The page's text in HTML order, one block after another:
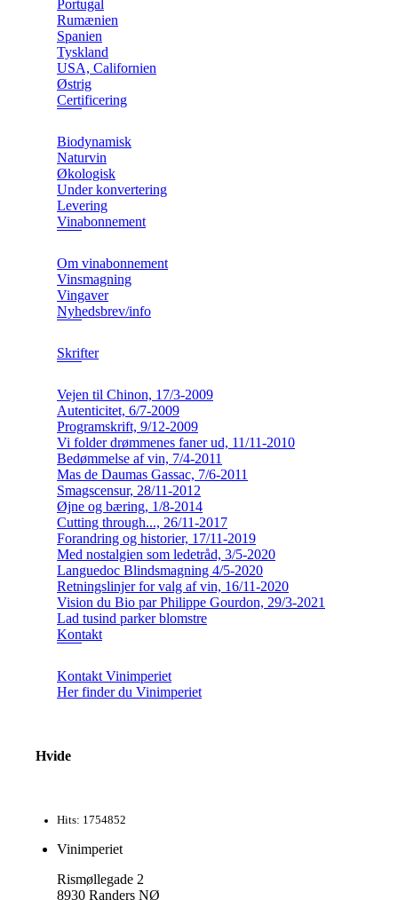
Portugal
Rumænien
Spanien
Tyskland
USA, Californien
Østrig
Certificering
Biodynamisk
Naturvin
Økologisk
Under konvertering
Levering
Vinabonnement
Om vinabonnement
Vinsmagning
Vingaver
Nyhedsbrev/info
Skrifter
Vejen til Chinon, 17/3-2009
Autenticitet, 6/7-2009
Programskrift, 9/12-2009
Vi folder drømmenes faner ud, 11/11-2010
Bedømmelse af vin, 7/4-2011
Mas de Daumas Gassac, 7/6-2011
Smagscensur, 28/11-2012
Øjne og bæring, 1/8-2014
Cutting through..., 26/11-2017
Forandring og historier, 17/11-2019
Med nostalgien som ledetråd, 3/5-2020
Languedoc Blindsmagning 4/5-2020
Retningslinjer for valg af vin, 16/11-2020
Vision du Bio par Philippe Gourdon, 29/3-2021
Lad tusind parker blomstre
Kontakt
Kontakt Vinimperiet
Her finder du Vinimperiet
Hvide
Hits: 1754852
Vinimperiet
Rismøllegade 2
8930 Randers NØ